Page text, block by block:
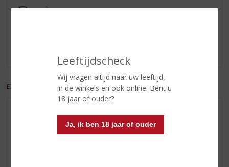
Leeftijdscheck
Wij vragen altijd naar uw leeftijd,
in de winkels en ook online. Bent u
18 jaar of ouder?
Ja, ik ben 18 jaar of ouder
Reviews
EXCL. BTW INCL. BTW
AANBIEDINGEN
WIJN VAN DE MAAND